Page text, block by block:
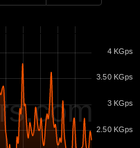
2.50 KGps
3 KGps
3.50 KGps
4 KGps